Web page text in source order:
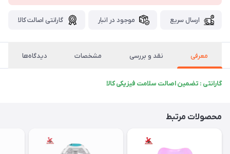
ارسال سریع موجود در انبار گارانتی اصالت کالا
معرفی نقد و بررسی مشخصات دیدگاه‌ها
گارانتی : تضمین اصالت سلامت فیزیکی کالا
محصولات مرتبط